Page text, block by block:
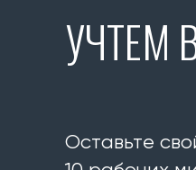
УЧТЕМ
Оставьте